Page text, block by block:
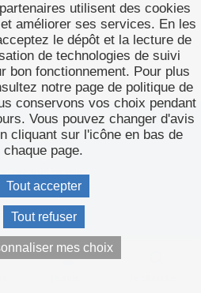
du site
légales
de confidentialité
presse
toucom web
utilisent des cookies
améliorer ses services. En les
le dépôt et la lecture de
de technologies de suivi
bon fonctionnement. Pour plus
notre page de politique de
conservons vos choix pendant
Vous pouvez changer d'avis
cliquant sur l'icône en bas de
chaque page.
Tout accepter
Tout refuser
mes choix